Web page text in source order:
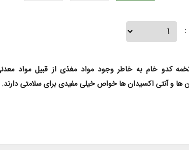
:
کدو خام به خاطر وجود مواد مغذی از قبیل مواد
ها و آنتی اکسیدان ها خواص خیلی مفیدی برای سلامتی دارند.